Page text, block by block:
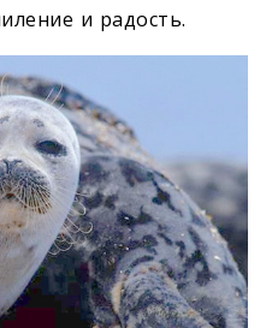
и радость.